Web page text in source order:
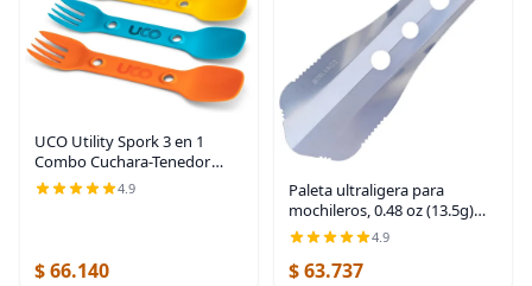
UCO Utility Spork 3 en 1
Combo Cuchara-Tenedor
Cuchillo Utensilios de
camping
4.9
$ 66.140
Paleta ultraligera para
mochileros, 0.48 oz (13.5g)
Negro
4.9
$ 63.737